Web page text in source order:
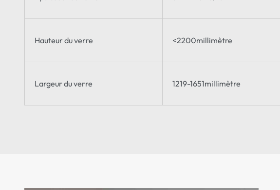
Hauteur du verre <2200millimètre
Largeur du verre 1219-1651millimètre
Support de rail de guidage